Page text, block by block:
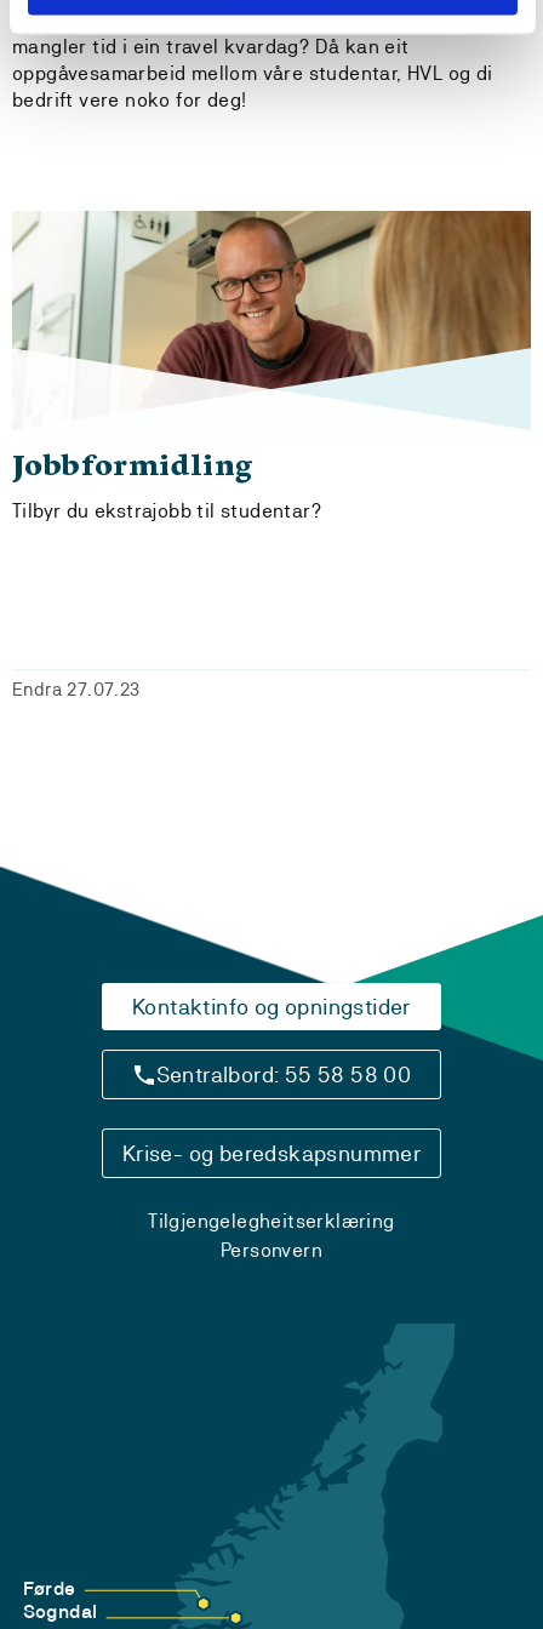
Har du ein idé som du gjerne skulle vidareutvikla, men
mangler tid i ein travel kvardag? Då kan eit
oppgåvesamarbeid mellom våre studentar, HVL og di
bedrift vere noko for deg!
Jobbformidling
Tilbyr du ekstrajobb til studentar?
Endra 27.07.23
Kontaktinfo og opningstider
Sentralbord: 55 58 58 00
Krise- og beredskapsnummer
Tilgjengelegheitserklæring
Personvern
Førde
Sogndal